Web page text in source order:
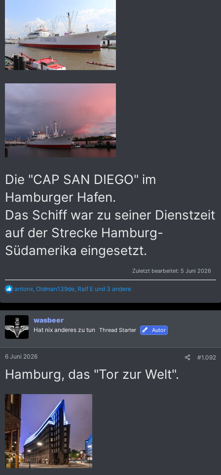
Die "CAP SAN DIEGO" im
Hamburger Hafen.
Das Schiff war zu seiner Dienstzeit
auf der Strecke Hamburg-
Südamerika eingesetzt.
Zuletzt bearbeitet: 5 Juni 2026
R
a
k
t
i
o
n
antonx Oldman139de Ralf E und 3 andere
wasbeer
Hat nix anderes zu tun Thread Starter Autor
6 Juni 2026 #1.092
Hamburg, das "Tor zur Welt".